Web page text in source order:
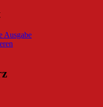
Ausgabe